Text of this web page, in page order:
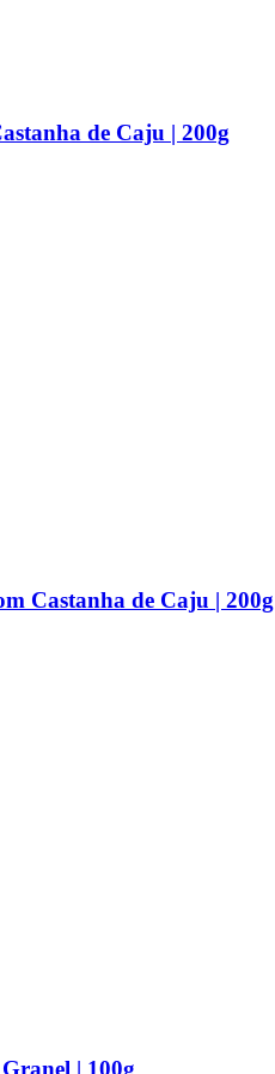
de Caju | 200g
Castanha de Caju | 200g
| 100g